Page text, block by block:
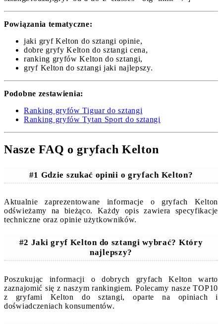
Powiązania tematyczne:
jaki gryf Kelton do sztangi opinie,
dobre gryfy Kelton do sztangi cena,
ranking gryfów Kelton do sztangi,
gryf Kelton do sztangi jaki najlepszy.
Podobne zestawienia:
Ranking gryfów Tiguar do sztangi
Ranking gryfów Tytan Sport do sztangi
Nasze FAQ o gryfach Kelton
#1 Gdzie szukać opinii o gryfach Kelton?
Aktualnie zaprezentowane informacje o gryfach Kelton
odświeżamy na bieżąco. Każdy opis zawiera specyfikacje
techniczne oraz opinie użytkowników.
#2 Jaki gryf Kelton do sztangi wybrać? Który
najlepszy?
Poszukując informacji o dobrych gryfach Kelton warto
zaznajomić się z naszym rankingiem. Polecamy nasze TOP10
z gryfami Kelton do sztangi, oparte na opiniach i
doświadczeniach konsumentów.